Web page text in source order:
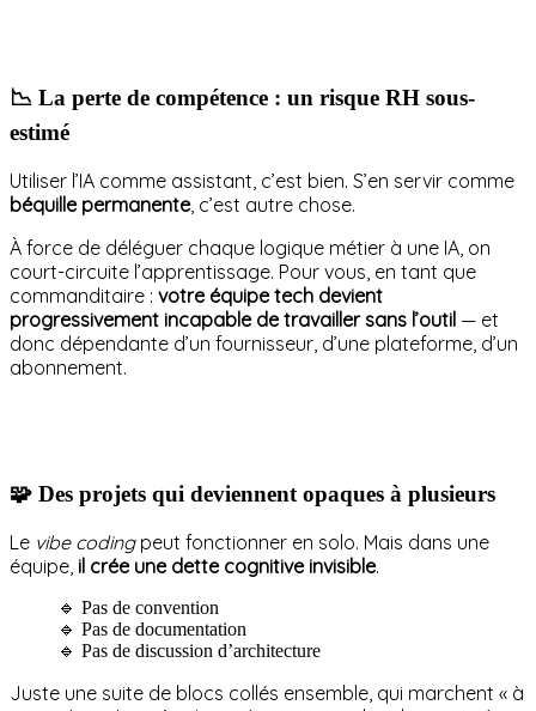
📉 La perte de compétence : un risque RH sous-
estimé
Utiliser l’IA comme assistant, c’est bien. S’en servir comme
béquille permanente, c’est autre chose.
À force de déléguer chaque logique métier à une IA, on
court-circuite l’apprentissage. Pour vous, en tant que
commanditaire : votre équipe tech devient
progressivement incapable de travailler sans l’outil — et
donc dépendante d’un fournisseur, d’une plateforme, d’un
abonnement.
🧩 Des projets qui deviennent opaques à plusieurs
Le vibe codingpeut fonctionner en solo. Mais dans une
équipe, il crée une dette cognitive invisible.
🔹 Pas de convention
🔹 Pas de documentation
🔹 Pas de discussion d’architecture
Juste une suite de blocs collés ensemble, qui marchent « à